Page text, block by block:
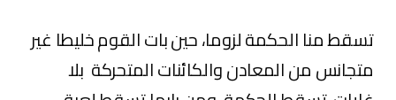
تسقط منا الحكمة لزوما، حين بات القوم خليطا غير
متجانس من المعادن والكائنات المتحركة بلا